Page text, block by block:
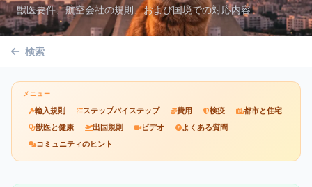
獣医要件、航空会社の規則、および国境での対応内容
検索
メニュー
輸入規則 ステップバイステップ 費用 検疫
都市と住宅
獣医と健康
出国規則 ビデオ
よくある質問
コミュニティのヒント